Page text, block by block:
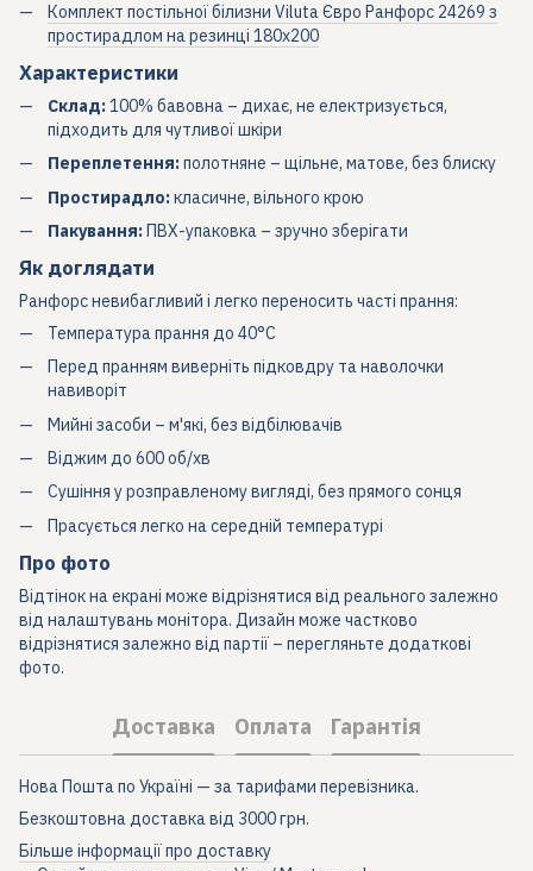
Комплект постільної білизни Viluta Євро Ранфорс 24269 з
простирадлом на резинці 180х200
Характеристики
Склад:100% бавовна – дихає, не електризується,
підходить для чутливої шкіри
Переплетення:полотняне – щільне, матове, без блиску
Простирадло:класичне, вільного крою
Пакування:ПВХ-упаковка – зручно зберігати
Як доглядати
Ранфорс невибагливий і легко переносить часті прання:
Температура прання до 40°C
Перед пранням виверніть підковдру та наволочки
навиворіт
Мийні засоби – м'які, без відбілювачів
Віджим до 600 об/хв
Сушіння у розправленому вигляді, без прямого сонця
Прасується легко на середній температурі
Про фото
Відтінок на екрані може відрізнятися від реального залежно
від налаштувань монітора. Дизайн може частково
відрізнятися залежно від партії – перегляньте додаткові
фото.
Доставка Оплата Гарантія
Нова Пошта по Україні — за тарифами перевізника.
Безкоштовна доставка від 3000 грн.
Більше інформації про доставку